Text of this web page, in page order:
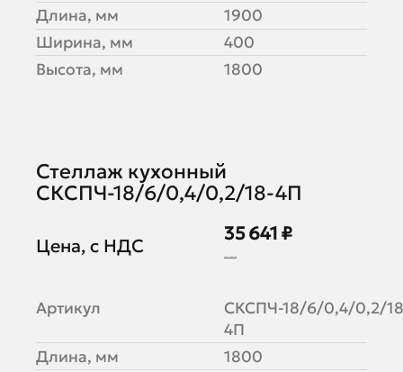
Длина, мм
1900
Ширина, мм
400
Высота, мм
1800
Стеллаж кухонный
СКСПЧ-18/6/0,4/0,2/18-4П
Цена, с НДС
35 641 ₽
43 465 ₽
Артикул
СКСПЧ-18/6/0,4/0,2/
4П
Длина, мм
1800